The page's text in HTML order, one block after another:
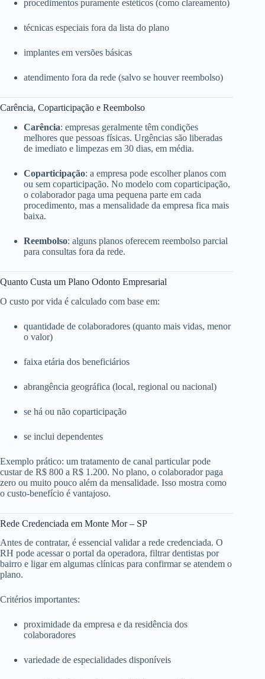
procedimentos puramente estéticos (como clareamento)
técnicas especiais fora da lista do plano
implantes em versões básicas
atendimento fora da rede (salvo se houver reembolso)
Carência, Coparticipação e Reembolso
Carência: empresas geralmente têm condições
melhores que pessoas físicas. Urgências são liberadas
de imediato e limpezas em 30 dias, em média.
Coparticipação: a empresa pode escolher planos com
ou sem coparticipação. No modelo com coparticipação,
o colaborador paga uma pequena parte em cada
procedimento, mas a mensalidade da empresa fica mais
baixa.
Reembolso: alguns planos oferecem reembolso parcial
para consultas fora da rede.
Quanto Custa um Plano Odonto Empresarial
O custo por vida é calculado com base em:
quantidade de colaboradores (quanto mais vidas, menor
o valor)
faixa etária dos beneficiários
abrangência geográfica (local, regional ou nacional)
se há ou não coparticipação
se inclui dependentes
Exemplo prático: um tratamento de canal particular pode
custar de R$ 800 a R$ 1.200. No plano, o colaborador paga
zero ou muito pouco além da mensalidade. Isso mostra como
o custo-benefício é vantajoso.
Rede Credenciada em Monte Mor – SP
Antes de contratar, é essencial validar a rede credenciada. O
RH pode acessar o portal da operadora, filtrar dentistas por
bairro e ligar em algumas clínicas para confirmar se atendem o
plano.
Critérios importantes:
proximidade da empresa e da residência dos
colaboradores
variedade de especialidades disponíveis